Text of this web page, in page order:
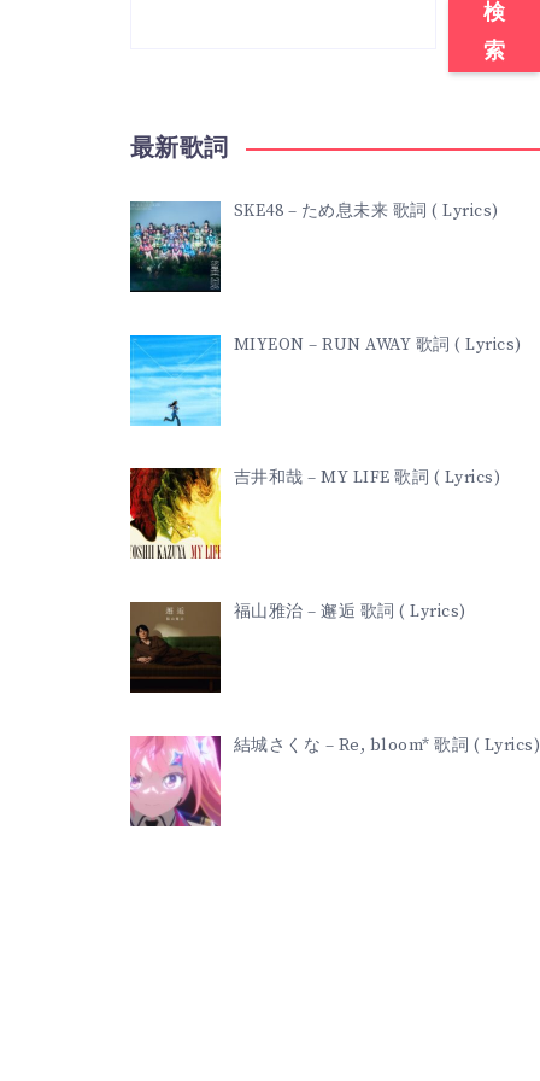
検
索
最新歌詞
SKE48 – ため息未来 歌詞 ( Lyrics)
MIYEON – RUN AWAY 歌詞 ( Lyrics)
吉井和哉 – MY LIFE 歌詞 ( Lyrics)
福山雅治 – 邂逅 歌詞 ( Lyrics)
結城さくな – Re, bloom* 歌詞 ( Lyrics)